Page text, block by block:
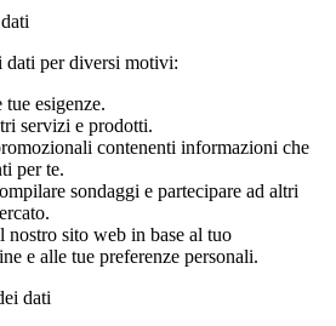
dati per diversi motivi:
esigenze.
servizi e prodotti.
contenenti informazioni che
per te.
sondaggi e partecipare ad altri
nostro sito web in base al tuo
e alle tue preferenze personali.
dati